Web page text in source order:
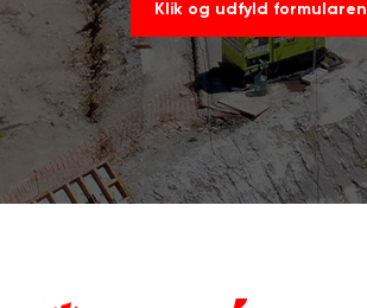
Klik og udfyld formularen